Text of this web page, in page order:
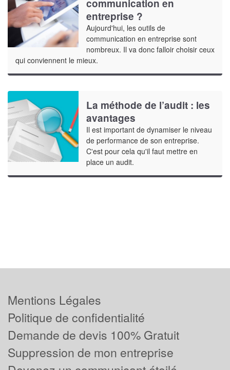
communication en
entreprise ?
Aujourd'hui, les outils de
communication en entreprise sont
nombreux. Il va donc falloir choisir ceux
qui conviennent le mieux.
La méthode de l’audit : les
avantages
Il est important de dynamiser le niveau
de performance de son entreprise.
C'est pour cela qu'il faut mettre en
place un audit.
Mentions Légales
Politique de confidentialité
Demande de devis 100% Gratuit
Suppression de mon entreprise